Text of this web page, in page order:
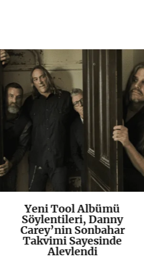
K+
Yeni Tool Albümü
Söylentileri, Danny
Carey’nin Sonbahar
Takvimi Sayesinde
Alevlendi